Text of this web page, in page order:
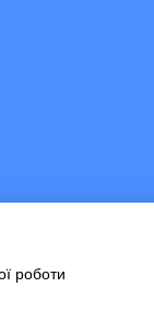
роботи